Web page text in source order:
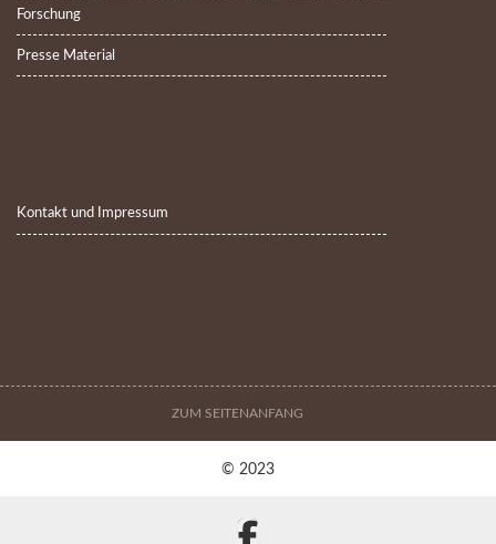
Forschung
Presse Material
Kontakt und Impressum
ZUM SEITENANFANG
© 2023